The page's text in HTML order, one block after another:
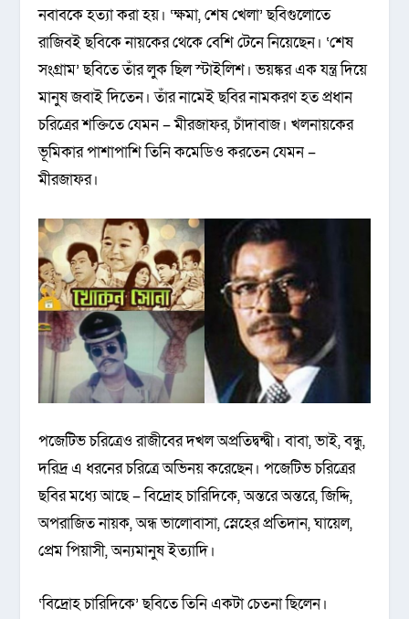
নবাবকে হত্যা করা হয়। ‘ক্ষমা, শেষ খেলা’ ছবিগুলোতে
রাজিবই ছবিকে নায়কের থেকে বেশি টেনে নিয়েছেন। ‘শেষ
সংগ্রাম’ ছবিতে তাঁর লুক ছিল স্টাইলিশ। ভয়ঙ্কর এক যন্ত্র দিয়ে
মানুষ জবাই দিতেন। তাঁর নামেই ছবির নামকরণ হত প্রধান
চরিত্রের শক্তিতে যেমন – মীরজাফর, চাঁদাবাজ। খলনায়কের
ভূমিকার পাশাপাশি তিনি কমেডিও করতেন যেমন –
মীরজাফর।
পজেটিভ চরিত্রেও রাজীবের দখল অপ্রতিদ্বন্দ্বী। বাবা, ভাই, বন্ধু,
দরিদ্র এ ধরনের চরিত্রে অভিনয় করেছেন। পজেটিভ চরিত্রের
ছবির মধ্যে আছে – বিদ্রোহ চারিদিকে, অন্তরে অন্তরে, জিদ্দি,
অপরাজিত নায়ক, অন্ধ ভালোবাসা, স্নেহের প্রতিদান, ঘায়েল,
প্রেম পিয়াসী, অন্যমানুষ ইত্যাদি।
‘বিদ্রোহ চারিদিকে’ ছবিতে তিনি একটা চেতনা ছিলেন।